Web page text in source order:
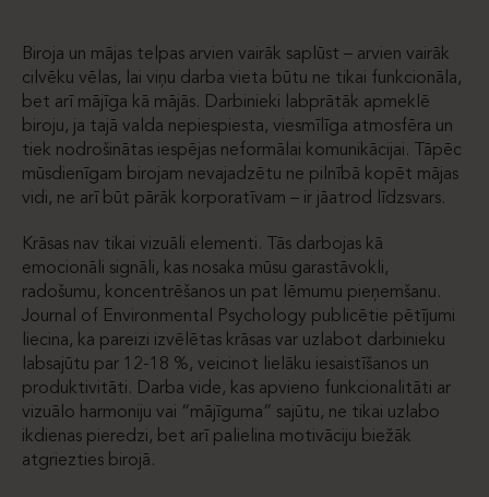
Biroja un mājas telpas arvien vairāk saplūst – arvien vairāk
cilvēku vēlas, lai viņu darba vieta būtu ne tikai funkcionāla,
bet arī mājīga kā mājās. Darbinieki labprātāk apmeklē
biroju, ja tajā valda nepiespiesta, viesmīlīga atmosfēra un
tiek nodrošinātas iespējas neformālai komunikācijai. Tāpēc
mūsdienīgam birojam nevajadzētu ne pilnībā kopēt mājas
vidi, ne arī būt pārāk korporatīvam – ir jāatrod līdzsvars.
Krāsas nav tikai vizuāli elementi. Tās darbojas kā
emocionāli signāli, kas nosaka mūsu garastāvokli,
radošumu, koncentrēšanos un pat lēmumu pieņemšanu.
Journal of Environmental Psychology publicētie pētījumi
liecina, ka pareizi izvēlētas krāsas var uzlabot darbinieku
labsajūtu par 12-18 %, veicinot lielāku iesaistīšanos un
produktivitāti. Darba vide, kas apvieno funkcionalitāti ar
vizuālo harmoniju vai “mājīguma” sajūtu, ne tikai uzlabo
ikdienas pieredzi, bet arī palielina motivāciju biežāk
atgriezties birojā.